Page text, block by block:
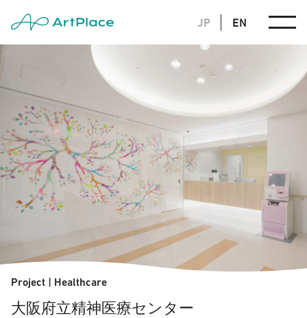
JP EN
Project | Healthcare
大阪府立精神医療センター